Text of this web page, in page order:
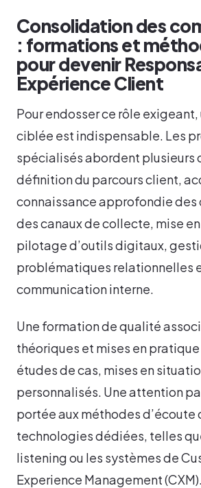
Consolidation des
: formations et
pour devenir
Expérience Client
Pour endosser ce rôle
ciblée est indispensable. Les
spécialisés abordent plusieurs
définition du parcours client,
connaissance approfondie des
des canaux de collecte, mise
pilotage d’outils digitaux,
problématiques relationnelles
communication interne.
Une formation de qualité
théoriques et mises en
études de cas, mises en
personnalisés. Une attention
portée aux méthodes d’écoute
technologies dédiées, telles
listening ou les systèmes de
Experience Management (CXM).